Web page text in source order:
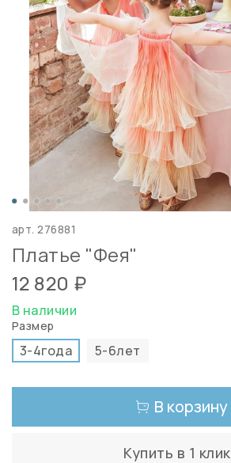
арт.276881
Платье "Фея"
12 820 ₽
В наличии
Размер
3-4года 5-6лет
В корзину
Купить в 1 клик